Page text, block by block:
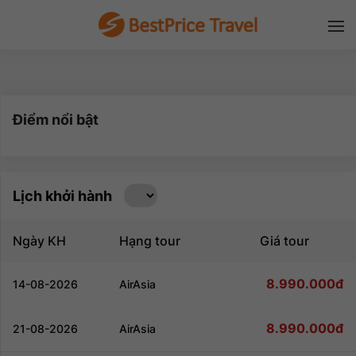
Điểm nổi bật
Lịch khởi hành
Ngày KH Hạng tour Giá tour
14-08-2026 AirAsia 8.990.000đ
Đăng nhập để nhận chiết khấu tốt nhất!
21-08-2026 AirAsia 8.990.000đ